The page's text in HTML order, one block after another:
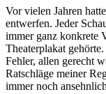
Vor vielen Jahren
entwerfen. Jeder
immer ganz konkrete
Theaterplakat
Fehler, allen gerecht
Ratschläge meiner
immer noch